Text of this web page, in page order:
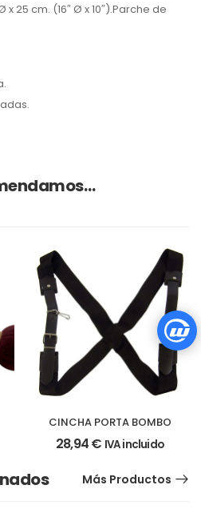
x 25 cm. (16″ Ø x 10″).Parche de
CINCHA PORTA BOMBO
28,94€ IVA incluido
Más Productos